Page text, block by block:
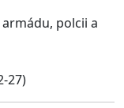
polcii a
27)